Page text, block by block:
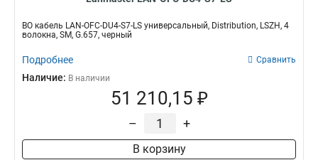
ВО кабель LAN-OFC-DU4-S7-LS универсальный, Distribution, LSZH, 4
волокна, SM, G.657, черный
Подробнее Сравнить
Наличие: В наличии
51 210,15 ₽
– +
В корзину